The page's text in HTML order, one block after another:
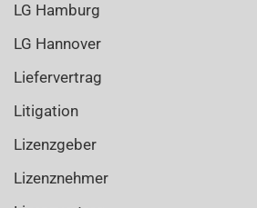
LG Hamburg
LG Hannover
Liefervertrag
Litigation
Lizenzgeber
Lizenznehmer